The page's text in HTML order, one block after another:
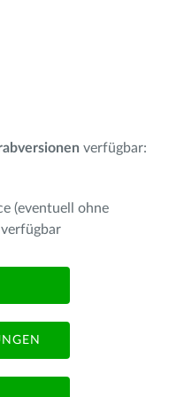
verfügbar:
(eventuell ohne
verfügbar